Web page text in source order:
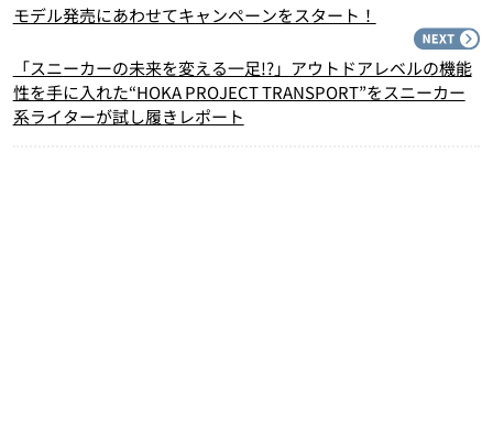
モデル発売にあわせてキャンペーンをスタート！
「スニーカーの未来を変える一足!?」アウトドアレベルの機能
性を手に入れた“HOKA PROJECT TRANSPORT”をスニーカー
系ライターが試し履きレポート